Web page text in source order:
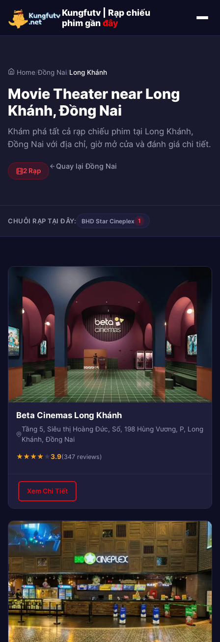
Kungfutv | Rạp chiếu
phim gầnđây
Home/Đồng Nai/Long Khánh
Movie Theater near Long
Khánh, Đồng Nai
Khám phá tất cả rạp chiếu phim tại Long Khánh,
Đồng Nai với địa chỉ, giờ mở cửa và đánh giá chi tiết.
2 Rạp
Quay lại Đồng Nai
CHUỖI RẠP TẠI ĐÂY: BHD Star Cineplex 1
Beta Cinemas Long Khánh
Tầng 5, Siêu thị Hoàng Đức, Số, 198 Hùng Vương, P, Long
Khánh, Đồng Nai
★★★★★3.9(347 reviews)
Xem Chi Tiết